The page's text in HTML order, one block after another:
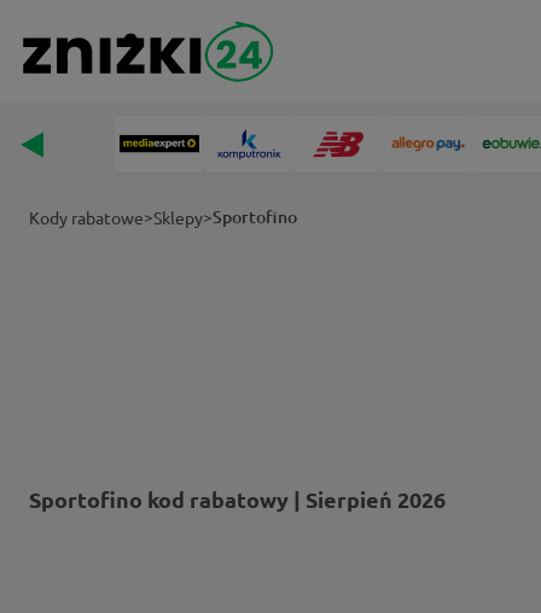
Kody rabatowe>Sklepy>Sportofino
Sportofino kod rabatowy | Sierpień 2026